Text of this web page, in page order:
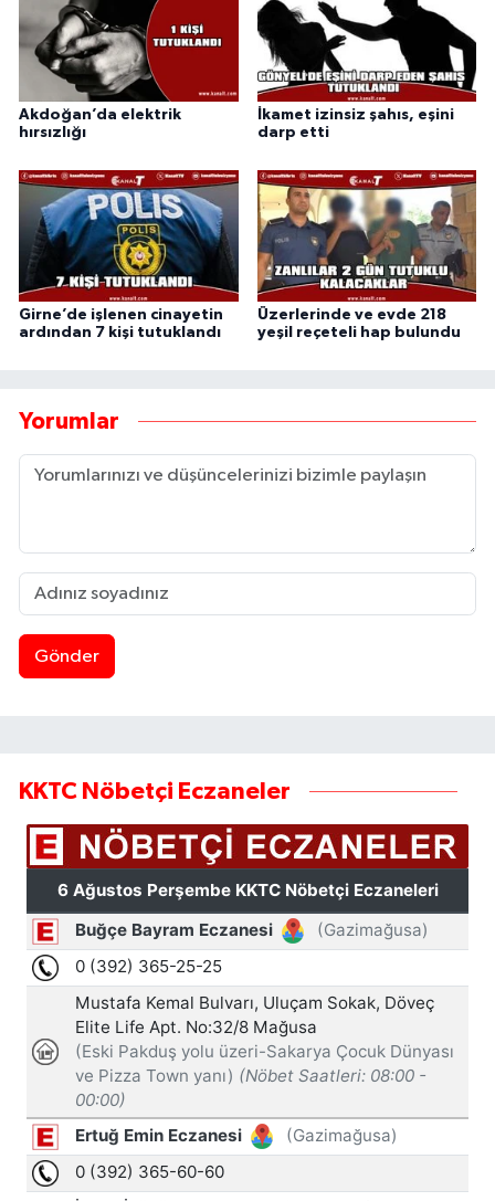
Akdoğan’da elektrik
hırsızlığı
İkamet izinsiz şahıs, eşini
darp etti
Girne’de işlenen cinayetin
ardından 7 kişi tutuklandı
Üzerlerinde ve evde 218
yeşil reçeteli hap bulundu
Yorumlar
Gönder
KKTC Nöbetçi Eczaneler